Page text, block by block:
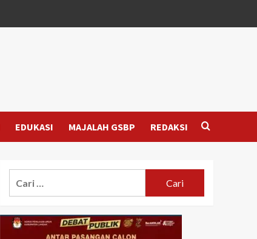
EDUKASI MAJALAH GSBP REDAKSI